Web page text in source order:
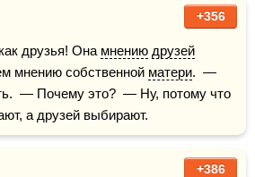
+356
друзья! Она мнению друзей
мнению собственной матери.  —
— Почему это?  — Ну, потому что
а друзей выбирают.
+386